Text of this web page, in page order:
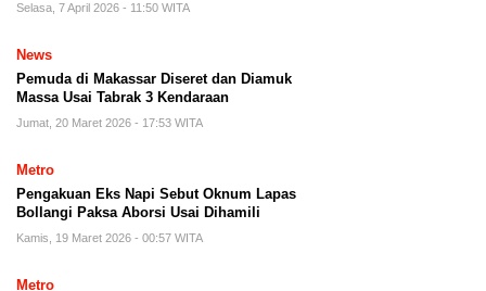
Selasa, 7 April 2026 - 11:50 WITA
News
Pemuda di Makassar Diseret dan Diamuk
Massa Usai Tabrak 3 Kendaraan
Jumat, 20 Maret 2026 - 17:53 WITA
Metro
Pengakuan Eks Napi Sebut Oknum Lapas
Bollangi Paksa Aborsi Usai Dihamili
Kamis, 19 Maret 2026 - 00:57 WITA
Metro